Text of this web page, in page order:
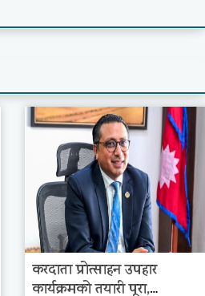
करदाता प्रोत्साहन उपहार
कार्यक्रमको तयारी पूरा,